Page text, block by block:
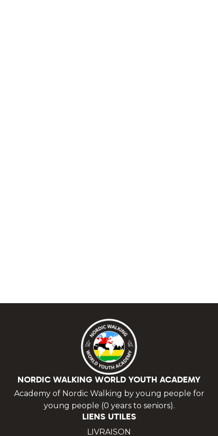
NORDIC WALKING WORLD YOUTH ACADEMY
Academy of Nordic Walking by young people for
young people (0 years to seniors).
LIENS UTILES
LIVRAISON